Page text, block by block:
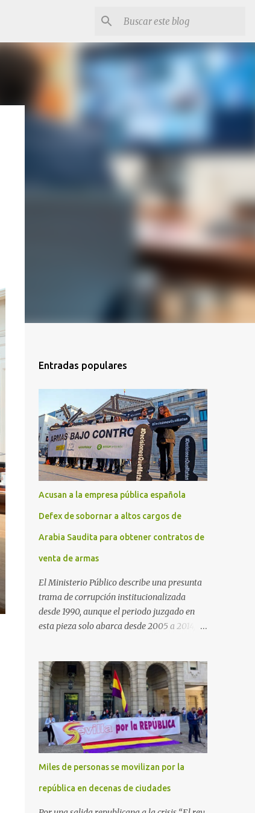
Entradas populares
Acusan a la empresa pública española
Defex de sobornar a altos cargos de
Arabia Saudita para obtener contratos de
venta de armas
El Ministerio Público describe una presunta
trama de corrupción institucionalizada
desde 1990, aunque el periodo juzgado en
esta pieza solo abarca desde 2005 a 2014, el
de cárcel de hasta 29 años por diversos
delitos de corrupción a ocho personas,
presuntamente cometidos durante las
ventas de material militar a Arabia Saudita
a través de la empresa pública española
Defex, disuelta. El fiscal Conrado Saiz
describe en su escrito de conclusiones cómo
la empresa pública Defex pagó comisiones
ilegales a diversas autoridades del régimen
Miles de personas se movilizan por la
república en decenas de ciudades